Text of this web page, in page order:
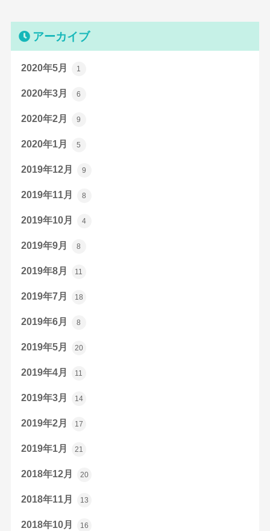
アーカイブ
2020年5月 1
2020年3月 6
2020年2月 9
2020年1月 5
2019年12月 9
2019年11月 8
2019年10月 4
2019年9月 8
2019年8月 11
2019年7月 18
2019年6月 8
2019年5月 20
2019年4月 11
2019年3月 14
2019年2月 17
2019年1月 21
2018年12月 20
2018年11月 13
2018年10月 16